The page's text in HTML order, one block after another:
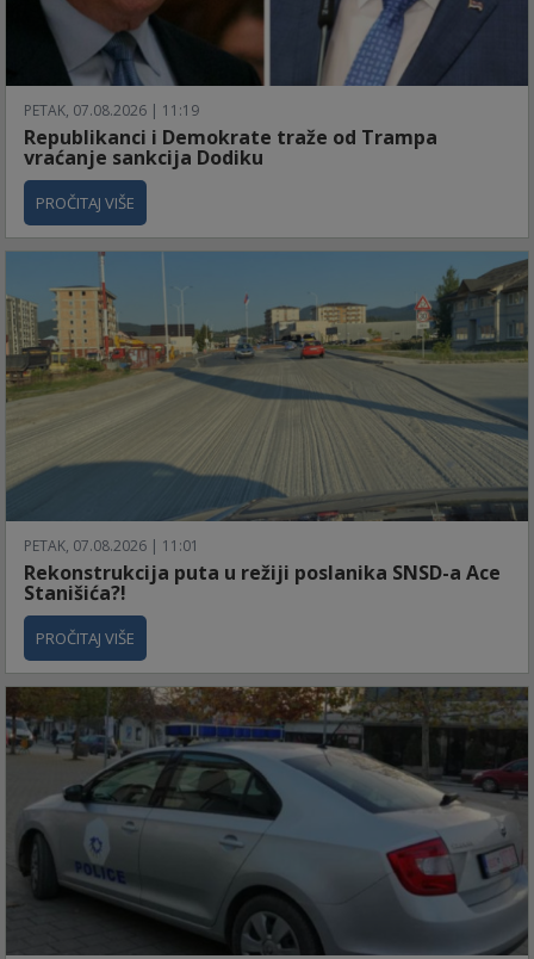
PETAK, 07.08.2026 | 11:19
Republikanci i Demokrate traže od Trampa
vraćanje sankcija Dodiku
PROČITAJ VIŠE
PETAK, 07.08.2026 | 11:01
Rekonstrukcija puta u režiji poslanika SNSD-a Ace
Stanišića?!
PROČITAJ VIŠE